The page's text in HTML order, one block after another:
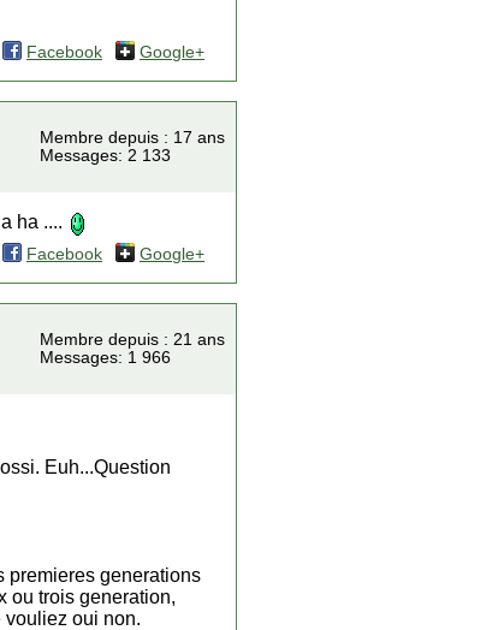
Facebook Google+
Membre depuis : 17 ans
Messages: 2 133
ha ....
Facebook Google+
Membre depuis : 21 ans
Messages: 1 966
Euh...Question
premieres generations
ou trois generation,
vouliez oui non.